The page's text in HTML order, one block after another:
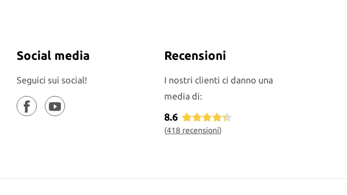
Social media
Seguici sui social!
Recensioni
I nostri clienti ci danno una
media di:
8.6
(418 recensioni)